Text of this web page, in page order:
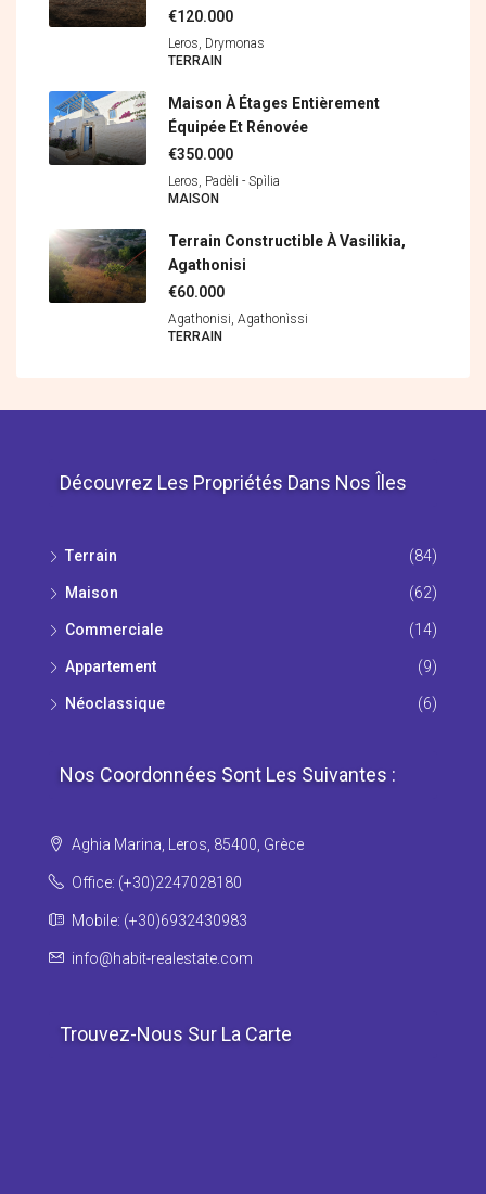
€120.000
Leros, Drymonas
ΤERRAIN
Maison À Étages Entièrement
Équipée Et Rénovée
€350.000
Leros, Padèli - Spìlia
MAISON
Terrain Constructible À Vasilikia,
Agathonisi
€60.000
Agathonisi, Agathonìssi
ΤERRAIN
Découvrez Les Propriétés Dans Nos Îles
Τerrain (84)
Maison (62)
Commerciale (14)
Appartement (9)
Νéoclassique (6)
Nos Coordonnées Sont Les Suivantes :
Aghia Marina, Leros, 85400, Grèce
Office: (+30)2247028180
Mobile: (+30)6932430983
info@habit-realestate.com
Trouvez-Nous Sur La Carte